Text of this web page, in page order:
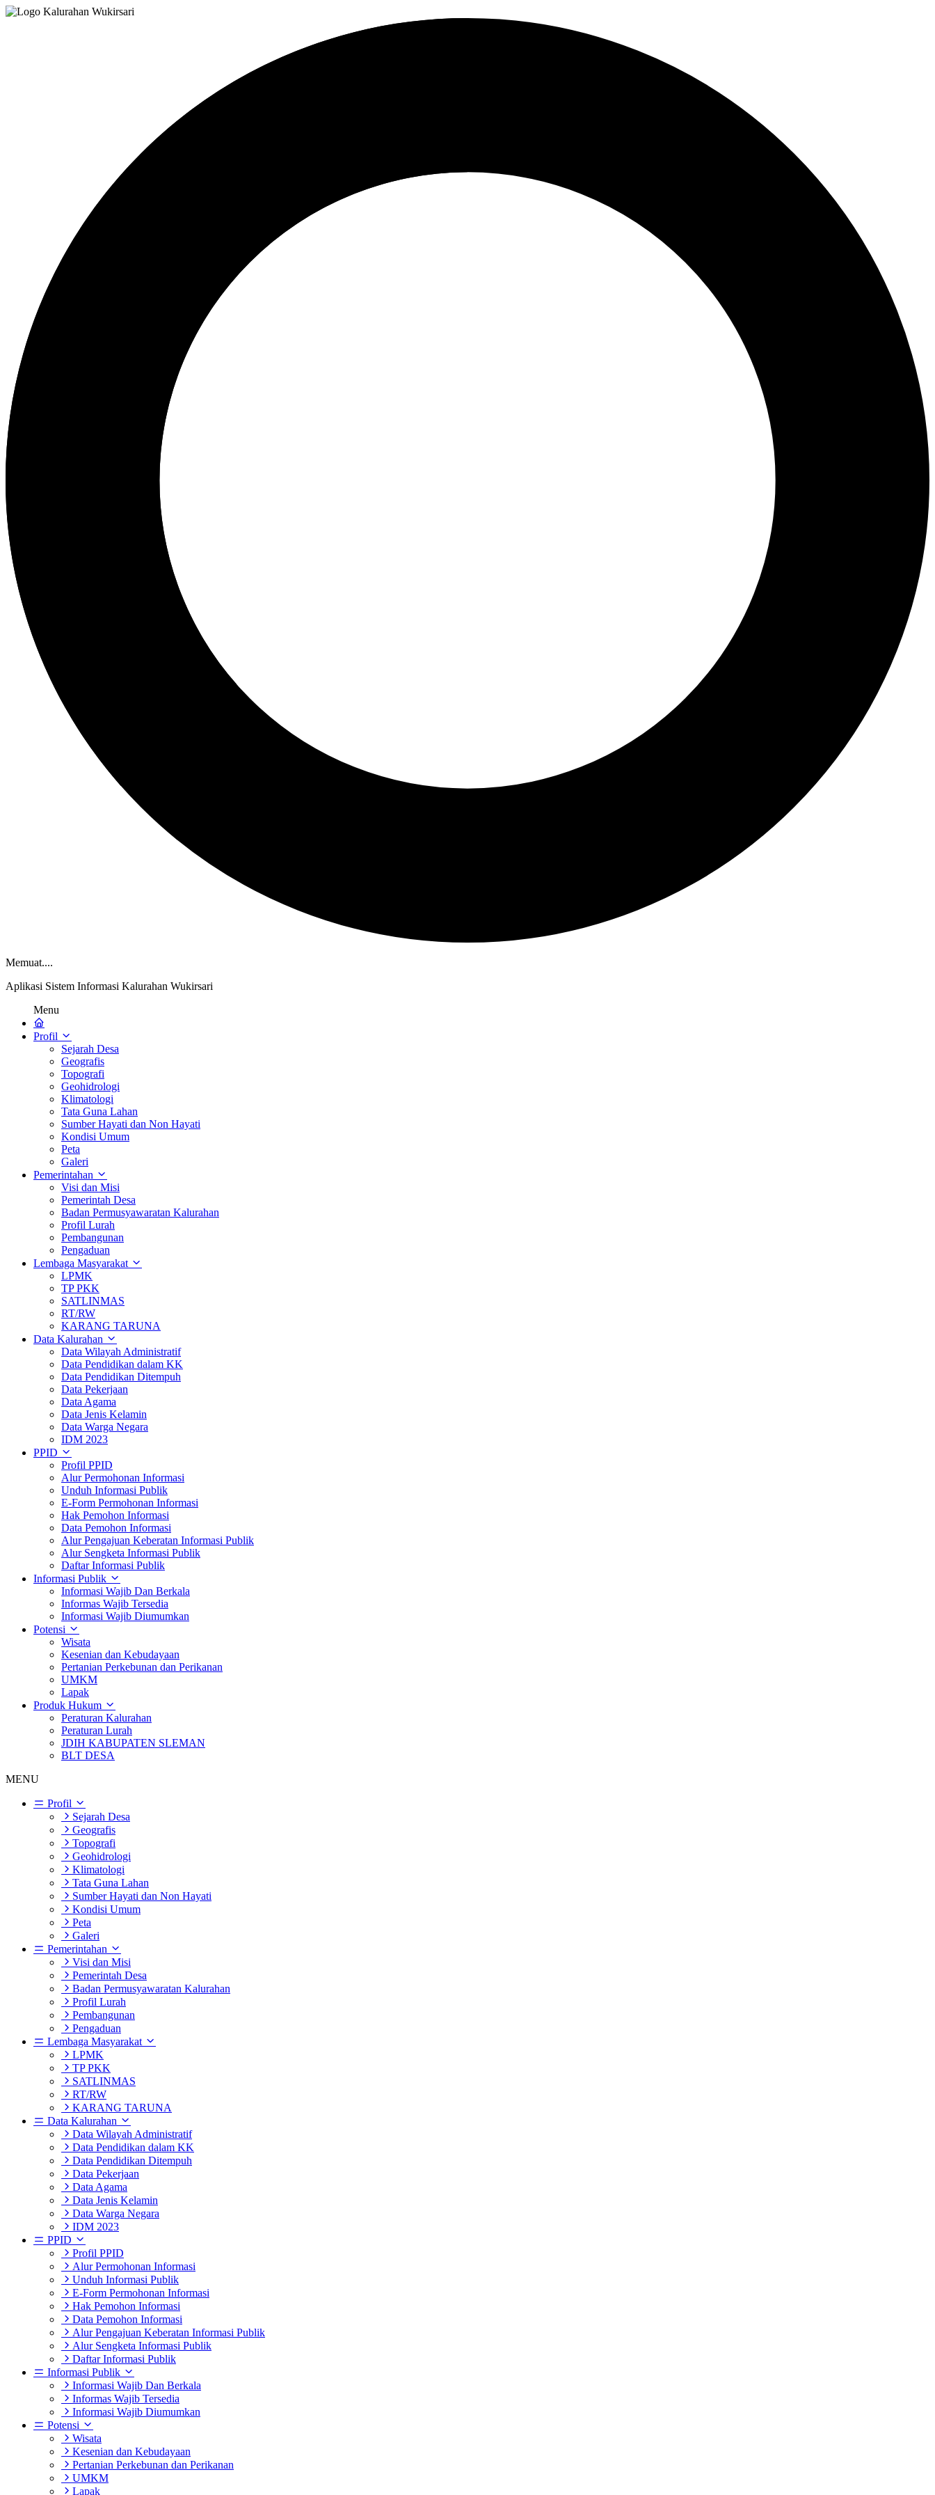
Memuat....
Aplikasi Sistem Informasi Kalurahan Wukirsari
Menu
Profil
Sejarah Desa
Geografis
Topografi
Geohidrologi
Klimatologi
Tata Guna Lahan
Sumber Hayati dan Non Hayati
Kondisi Umum
Peta
Galeri
Pemerintahan
Visi dan Misi
Pemerintah Desa
Badan Permusyawaratan Kalurahan
Profil Lurah
Pembangunan
Pengaduan
Lembaga Masyarakat
LPMK
TP PKK
SATLINMAS
RT/RW
KARANG TARUNA
Data Kalurahan
Data Wilayah Administratif
Data Pendidikan dalam KK
Data Pendidikan Ditempuh
Data Pekerjaan
Data Agama
Data Jenis Kelamin
Data Warga Negara
IDM 2023
PPID
Profil PPID
Alur Permohonan Informasi
Unduh Informasi Publik
E-Form Permohonan Informasi
Hak Pemohon Informasi
Data Pemohon Informasi
Alur Pengajuan Keberatan Informasi Publik
Alur Sengketa Informasi Publik
Daftar Informasi Publik
Informasi Publik
Informasi Wajib Dan Berkala
Informas Wajib Tersedia
Informasi Wajib Diumumkan
Potensi
Wisata
Kesenian dan Kebudayaan
Pertanian Perkebunan dan Perikanan
UMKM
Lapak
Produk Hukum
Peraturan Kalurahan
Peraturan Lurah
JDIH KABUPATEN SLEMAN
BLT DESA
MENU
Profil
Sejarah Desa
Geografis
Topografi
Geohidrologi
Klimatologi
Tata Guna Lahan
Sumber Hayati dan Non Hayati
Kondisi Umum
Peta
Galeri
Pemerintahan
Visi dan Misi
Pemerintah Desa
Badan Permusyawaratan Kalurahan
Profil Lurah
Pembangunan
Pengaduan
Lembaga Masyarakat
LPMK
TP PKK
SATLINMAS
RT/RW
KARANG TARUNA
Data Kalurahan
Data Wilayah Administratif
Data Pendidikan dalam KK
Data Pendidikan Ditempuh
Data Pekerjaan
Data Agama
Data Jenis Kelamin
Data Warga Negara
IDM 2023
PPID
Profil PPID
Alur Permohonan Informasi
Unduh Informasi Publik
E-Form Permohonan Informasi
Hak Pemohon Informasi
Data Pemohon Informasi
Alur Pengajuan Keberatan Informasi Publik
Alur Sengketa Informasi Publik
Daftar Informasi Publik
Informasi Publik
Informasi Wajib Dan Berkala
Informas Wajib Tersedia
Informasi Wajib Diumumkan
Potensi
Wisata
Kesenian dan Kebudayaan
Pertanian Perkebunan dan Perikanan
UMKM
Lapak